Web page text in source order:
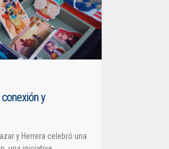
y
y Herrera celebró una